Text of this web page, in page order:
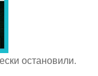
остановили.